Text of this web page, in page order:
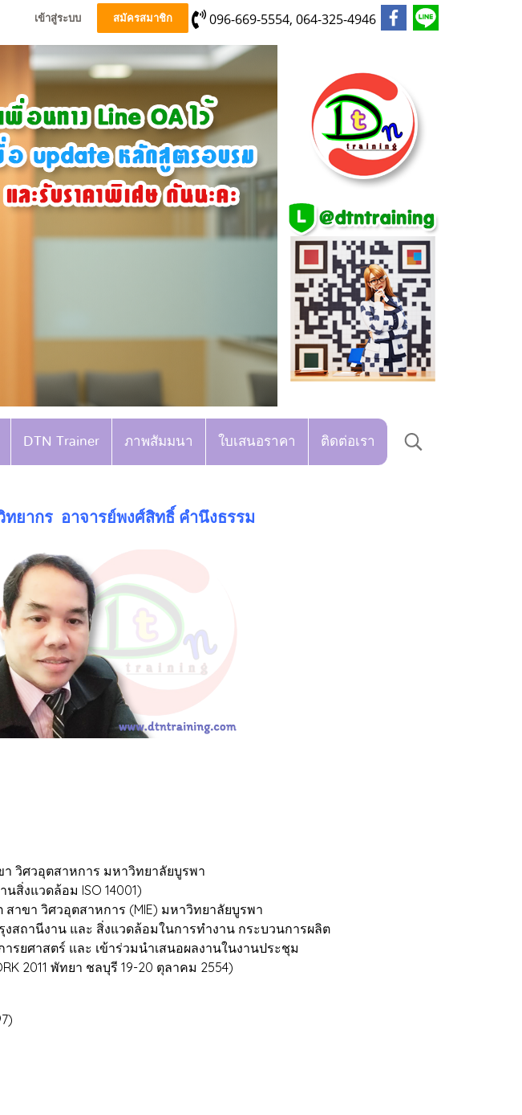
เข้าสู่ระบบ สมัครสมาชิก 096-669-5554, 064-325-4946
DTN Trainer ภาพสัมมนา ใบเสนอราคา ติดต่อเรา
ทยากร อาจารย์พงศ์สิทธิ์ คำนึงธรรม
วอุตสาหการ มหาวิทยาลัยบูรพา
วดล้อม ISO 14001)
า วิศวอุตสาหการ (MIE) มหาวิทยาลัยบูรพา
าน และ สิ่งแวดล้อมในการทำงาน กระบวนการผลิต
ตร์ และ เข้าร่วมนำเสนอผลงานในงานประชุม
พัทยา ชลบุรี 19-20 ตุลาคม 2554)